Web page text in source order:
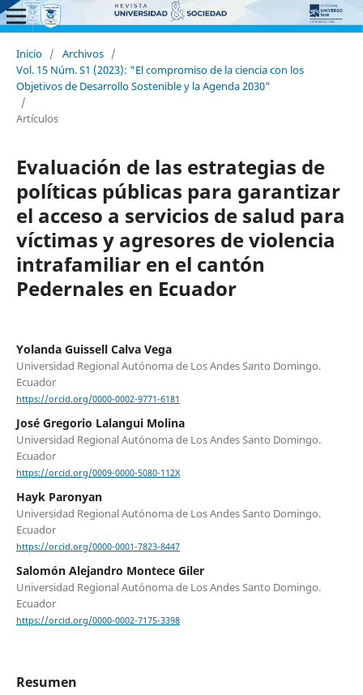
Inicio / Archivos /
Vol. 15 Núm. S1 (2023): "El compromiso de la ciencia con los
Objetivos de Desarrollo Sostenible y la Agenda 2030"
/
Artículos
Evaluación de las estrategias de
políticas públicas para garantizar
el acceso a servicios de salud para
víctimas y agresores de violencia
intrafamiliar en el cantón
Pedernales en Ecuador
Yolanda Guissell Calva Vega
Universidad Regional Autónoma de Los Andes Santo Domingo.
Ecuador
https://orcid.org/0000-0002-9771-6181
José Gregorio Lalangui Molina
Universidad Regional Autónoma de Los Andes Santo Domingo.
Ecuador
https://orcid.org/0009-0000-5080-112X
Hayk Paronyan
Universidad Regional Autónoma de Los Andes Santo Domingo.
Ecuador
https://orcid.org/0000-0001-7823-8447
Salomón Alejandro Montece Giler
Universidad Regional Autónoma de Los Andes Santo Domingo.
Ecuador
https://orcid.org/0000-0002-7175-3398
Resumen